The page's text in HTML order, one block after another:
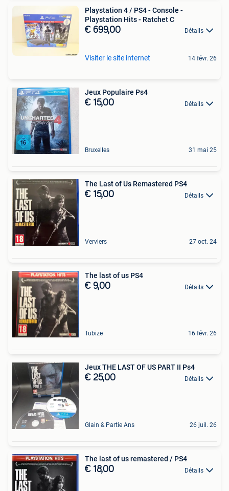
Playstation 4 / PS4 - Console -
Playstation Hits - Ratchet C
€ 699,00 Détails
Visiter le site internet 14 févr. 26
Jeux Populaire Ps4
€ 15,00 Détails
Bruxelles 31 mai 25
The Last of Us Remastered PS4
€ 15,00 Détails
Verviers 27 oct. 24
The last of us PS4
€ 9,00 Détails
Tubize 16 févr. 26
Jeux THE LAST OF US PART II Ps4
€ 25,00 Détails
Glain & Partie Ans 26 juil. 26
The last of us remastered / PS4
€ 18,00 Détails